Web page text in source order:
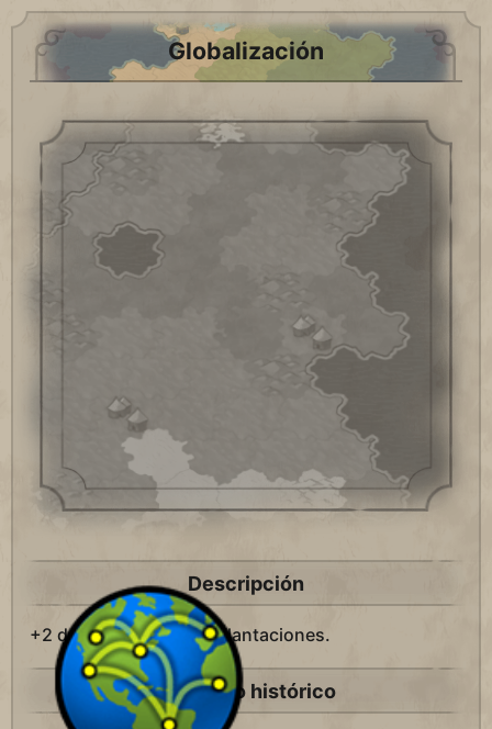
Globalización
Descripción
+2 de Oro para las Plantaciones.
Contexto histórico